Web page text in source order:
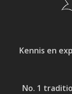
Kennis en
No. 1